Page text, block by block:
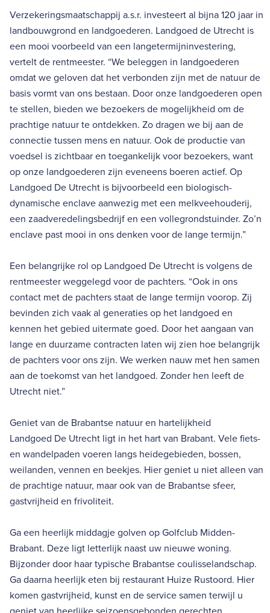
Verzekeringsmaatschappij a.s.r. investeert al bijna 120 jaar in
landbouwgrond en landgoederen. Landgoed de Utrecht is
een mooi voorbeeld van een langetermijninvestering,
vertelt de rentmeester. “We beleggen in landgoederen
omdat we geloven dat het verbonden zijn met de natuur de
basis vormt van ons bestaan. Door onze landgoederen open
te stellen, bieden we bezoekers de mogelijkheid om de
prachtige natuur te ontdekken. Zo dragen we bij aan de
connectie tussen mens en natuur. Ook de productie van
voedsel is zichtbaar en toegankelijk voor bezoekers, want
op onze landgoederen zijn eveneens boeren actief. Op
Landgoed De Utrecht is bijvoorbeeld een biologisch-
dynamische enclave aanwezig met een melkveehouderij,
een zaadveredelingsbedrijf en een vollegrondstuinder. Zo’n
enclave past mooi in ons denken voor de lange termijn.”
Een belangrijke rol op Landgoed De Utrecht is volgens de
rentmeester weggelegd voor de pachters. “Ook in ons
contact met de pachters staat de lange termijn voorop. Zij
bevinden zich vaak al generaties op het landgoed en
kennen het gebied uitermate goed. Door het aangaan van
lange en duurzame contracten laten wij zien hoe belangrijk
de pachters voor ons zijn. We werken nauw met hen samen
aan de toekomst van het landgoed. Zonder hen leeft de
Utrecht niet.”
Geniet van de Brabantse natuur en hartelijkheid
Landgoed De Utrecht ligt in het hart van Brabant. Vele fiets-
en wandelpaden voeren langs heidegebieden, bossen,
weilanden, vennen en beekjes. Hier geniet u niet alleen van
de prachtige natuur, maar ook van de Brabantse sfeer,
gastvrijheid en frivoliteit.
Ga een heerlijk middagje golven op Golfclub Midden-
Brabant. Deze ligt letterlijk naast uw nieuwe woning.
Bijzonder door haar typische Brabantse coulisselandschap.
Ga daarna heerlijk eten bij restaurant Huize Rustoord. Hier
komen gastvrijheid, kunst en de service samen terwijl u